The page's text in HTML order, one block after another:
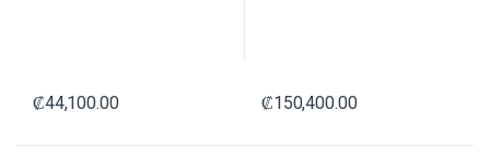
₡44,100.00 ₡150,400.00